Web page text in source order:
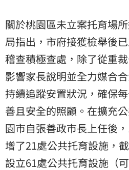
關於桃園區未立案托育場
局指出，市府接獲檢舉後
稽查積極查處，除了從重
影響家長說明並全力媒合
持續追蹤安置狀況，確保
善且安全的照顧。在擴充
園市自張善政市長上任後
增了21處公共托育設施，
設立61處公共托育設施（